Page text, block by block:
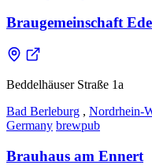
Braugemeinschaft
Beddelhäuser Straße 1a
Bad Berleburg , Nordrhein-
Germany brewpub
Brauhaus am Ennert